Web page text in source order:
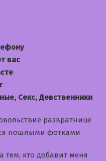
вас
Секс, Девственники
развратнице
пошлыми фотками
тем, кто добавит меня